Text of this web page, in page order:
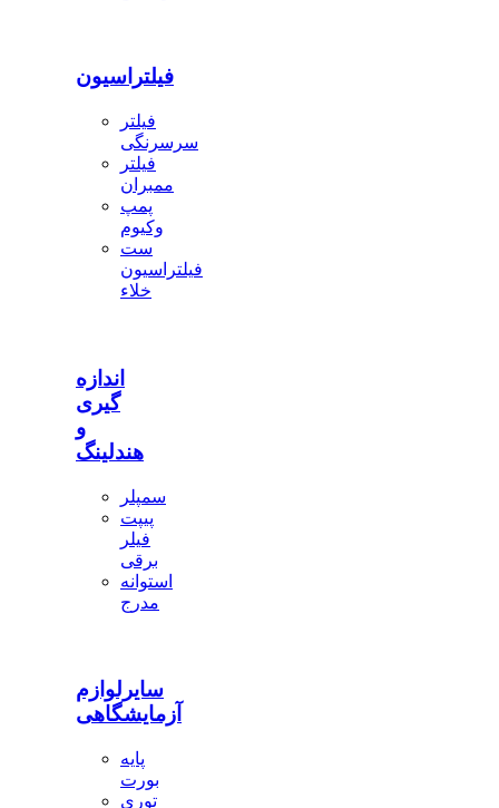
فیلتراسیون
فیلتر
سرسرنگی
فیلتر
ممبران
پمپ
وکیوم
ست
فیلتراسیون
خلاء
اندازه
گیری
و
هندلینگ
سمپلر
پیپت
فیلر
برقی
استوانه
مدرج
سایرلوازم
آزمایشگاهی
پایه
بورت
توری